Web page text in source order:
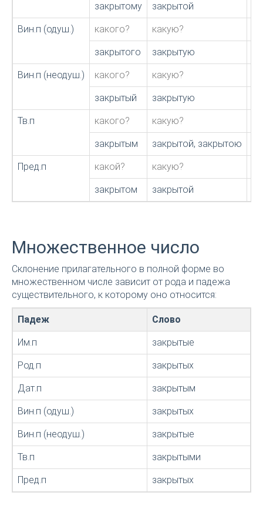
закрытому закрытой
Вин.п (одуш.) какого? какую?
закрытого закрытую
Вин.п (неодуш.) какого? какую?
закрытый закрытую
Тв.п какого? какую?
закрытым закрытой, закрытою
Пред.п какой? какую?
закрытом закрытой
Множественное число
Склонение прилагательного в полной форме во
множественном числе зависит от рода и падежа
существительного, к которому оно относится:
Падеж Слово
Им.п закрытые
Род.п закрытых
Дат.п закрытым
Вин.п (одуш.) закрытых
Вин.п (неодуш.) закрытые
Тв.п закрытыми
Пред.п закрытых